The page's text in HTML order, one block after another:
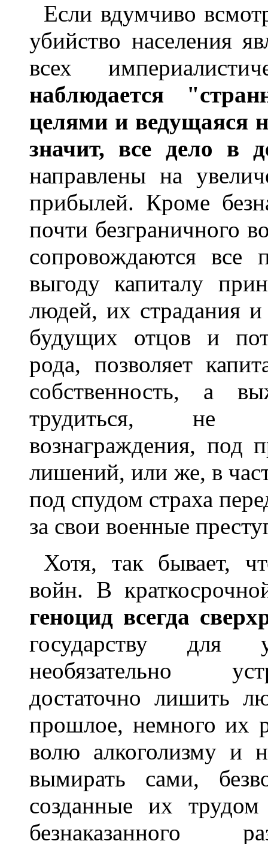
Если вдумчиво
убийство населения
всех
наблюдается
целями и ведущаяся
значит, все дело в
направлены на
прибылей. Кроме
почти безграничного
сопровождаются все
выгоду капиталу
людей, их страдания
будущих отцов и
рода, позволяет
собственность, а
трудиться, не
вознаграждения, под
лишений, или же, в
под спудом страха
за свои военные
Хотя, так бывает,
войн. В
геноцид всегда
государству для
необязательно
достаточно лишить
прошлое, немного их
волю алкоголизму и
вымирать сами,
созданные их
безнаказанного